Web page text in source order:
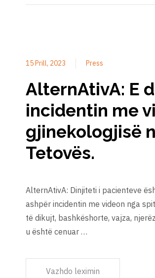
15 Prill, 2023 Press
AlternAtivA: E
incidentin me
gjinekologjisë
Tetovës.
AlternAtivA: Dinjiteti i pacienteve
ashpër incidentin me videon nga
të dikujt, bashkëshorte, vajza,
u është cenuar …
Vazhdo leximin